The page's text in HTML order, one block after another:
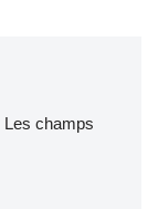
Les champs